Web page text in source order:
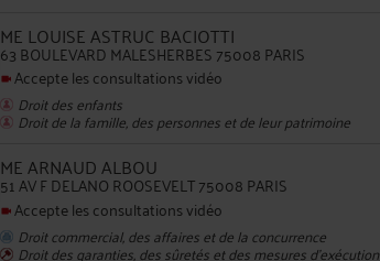
ME LOUISE ASTRUC BACIOTTI
63 BOULEVARD MALESHERBES 75008 PARIS
Accepte les consultations vidéo
Droit des enfants
Droit de la famille, des personnes et de leur patrimoine
ME ARNAUD ALBOU
51 AV F DELANO ROOSEVELT 75008 PARIS
Accepte les consultations vidéo
Droit commercial, des affaires et de la concurrence
Droit des garanties, des sûretés et des mesures d'exécution